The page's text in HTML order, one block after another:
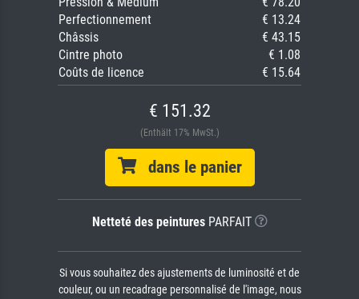
Perfectionnement
€ 13.24
Châssis
€ 43.15
Cintre photo
€ 1.08
Coûts de licence
€ 15.64
€ 151.32
(Enthält 17% MwSt.)
dans le panier
Netteté des peinturesPARFAIT
Si vous souhaitez des ajustements de luminosité et de
couleur, ou un recadrage personnalisé de l'image, nous